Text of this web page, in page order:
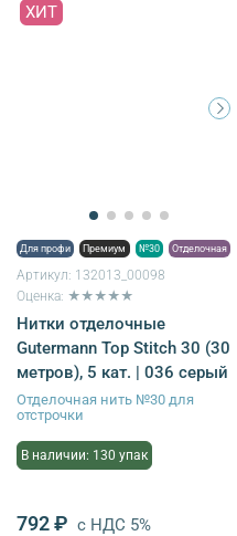
ХИТ
Для профи Премиум №30 Отделочная
Артикул: 132013_00098
Оценка: ★★★★★
Нитки отделочные
Gutermann Top Stitch 30 (30
метров), 5 кат. | 036 серый
Отделочная нить №30 для
отстрочки
В наличии: 130 упак
792 ₽ с НДС 5%